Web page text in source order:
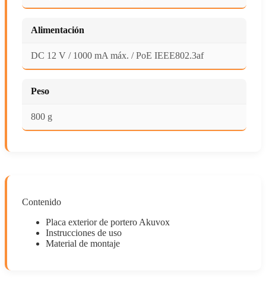
Alimentación
DC 12 V / 1000 mA máx. / PoE IEEE802.3af
Peso
800 g
Contenido
Placa exterior de portero Akuvox
Instrucciones de uso
Material de montaje